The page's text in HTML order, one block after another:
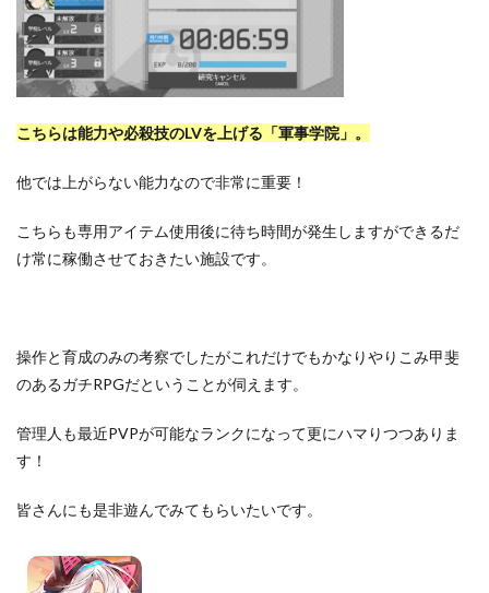
こちらは能力や必殺技のLVを上げる「軍事学院」。
他では上がらない能力なので非常に重要！
こちらも専用アイテム使用後に待ち時間が発生しますができるだ
け常に稼働させておきたい施設です。
操作と育成のみの考察でしたがこれだけでもかなりやりこみ甲斐
のあるガチRPGだということが伺えます。
管理人も最近PVPが可能なランクになって更にハマりつつありま
す！
皆さんにも是非遊んでみてもらいたいです。